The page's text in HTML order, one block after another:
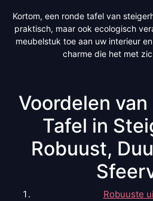
Kortom, een ronde tafel van
praktisch, maar ook ecologisch
meubelstuk toe aan uw interieur
charme die het met
Voordelen
Tafel in
Robuust,
Robuuste